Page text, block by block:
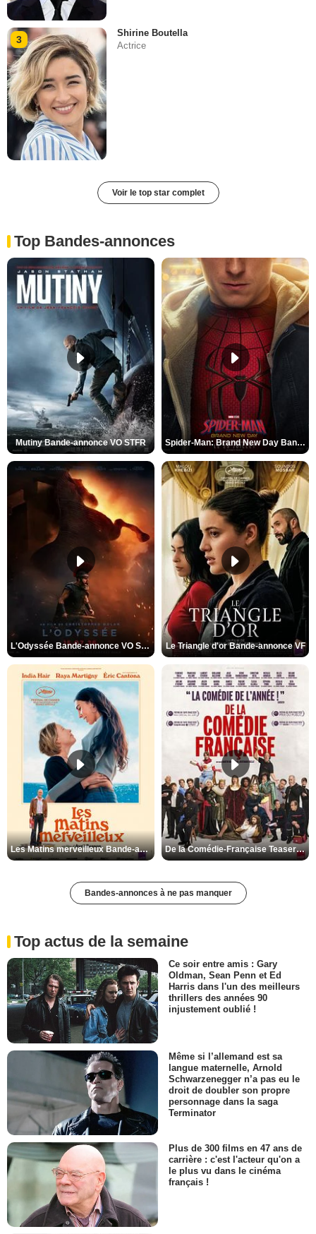
3
Shirine Boutella
Actrice
Voir le top star complet
Top Bandes-annonces
Mutiny Bande-annonce VO STFR Spider-Man: Brand New Day Bande-annonce VO STFR
L'Odyssée Bande-annonce VO STFR Le Triangle d'or Bande-annonce VF
Les Matins merveilleux Bande-annonce VF De la Comédie-Française Teaser VF
Bandes-annonces à ne pas manquer
Top actus de la semaine
Ce soir entre amis : Gary
Oldman, Sean Penn et Ed
Harris dans l'un des meilleurs
thrillers des années 90
injustement oublié !
Même si l’allemand est sa
langue maternelle, Arnold
Schwarzenegger n’a pas eu le
droit de doubler son propre
personnage dans la saga
Terminator
Plus de 300 films en 47 ans de
carrière : c'est l'acteur qu'on a
le plus vu dans le cinéma
français !